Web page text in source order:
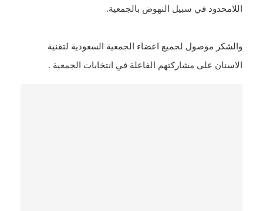
اللامحدود في سبيل النهوض بالجمعية.
والشكر موصول لجميع اعضاء الجمعية السعودية لتقنية
الاسنان على مشاركتهم الفاعلة في انتخابات الجمعية .